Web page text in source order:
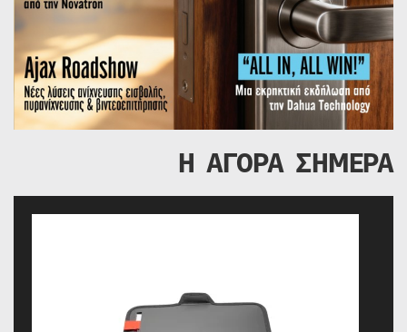
Η ΑΓΟΡΑ ΣΗΜΕΡΑ